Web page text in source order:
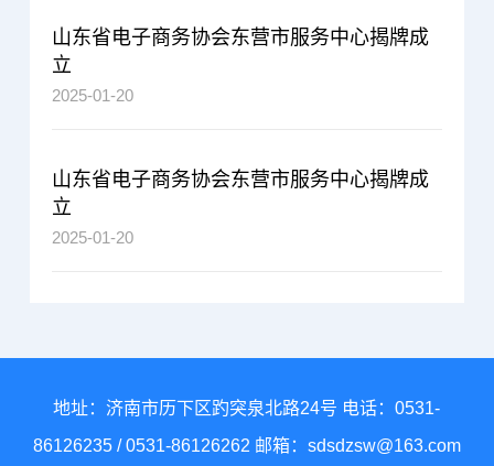
山东省电子商务协会东营市服务中心揭牌成
立
2025-01-20
山东省电子商务协会东营市服务中心揭牌成
立
2025-01-20
地址：济南市历下区趵突泉北路24号 电话：0531-
86126235/0531-86126262 邮箱： sdsdzsw@163.com